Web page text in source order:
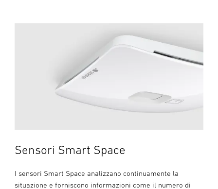
Sensori Smart Space
I sensori Smart Space analizzano continuamente la
situazione e forniscono informazioni come il numero di